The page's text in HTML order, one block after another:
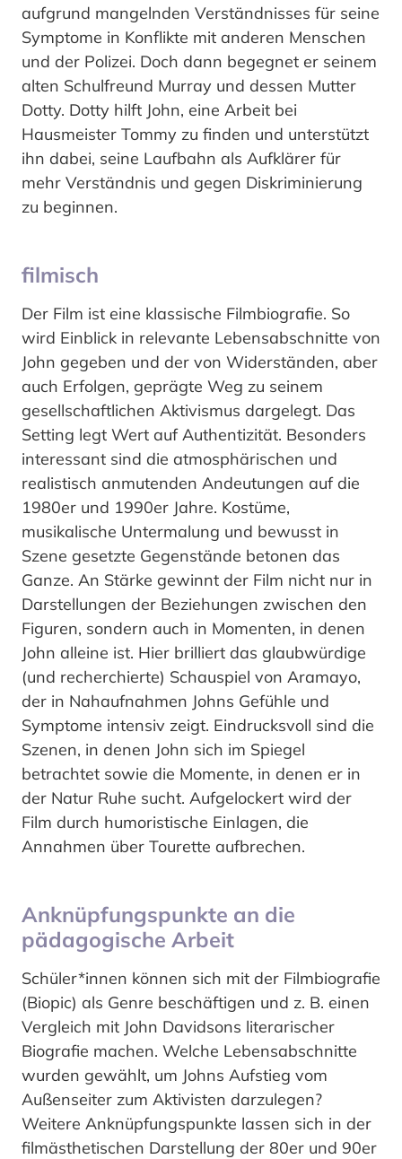
aufgrund mangelnden Verständnisses für seine
Symptome in Konflikte mit anderen Menschen
und der Polizei. Doch dann begegnet er seinem
alten Schulfreund Murray und dessen Mutter
Dotty. Dotty hilft John, eine Arbeit bei
Hausmeister Tommy zu finden und unterstützt
ihn dabei, seine Laufbahn als Aufklärer für
mehr Verständnis und gegen Diskriminierung
zu beginnen.
filmisch
Der Film ist eine klassische Filmbiografie. So
wird Einblick in relevante Lebensabschnitte von
John gegeben und der von Widerständen, aber
auch Erfolgen, geprägte Weg zu seinem
gesellschaftlichen Aktivismus dargelegt. Das
Setting legt Wert auf Authentizität. Besonders
interessant sind die atmosphärischen und
realistisch anmutenden Andeutungen auf die
1980er und 1990er Jahre. Kostüme,
musikalische Untermalung und bewusst in
Szene gesetzte Gegenstände betonen das
Ganze. An Stärke gewinnt der Film nicht nur in
Darstellungen der Beziehungen zwischen den
Figuren, sondern auch in Momenten, in denen
John alleine ist. Hier brilliert das glaubwürdige
(und recherchierte) Schauspiel von Aramayo,
der in Nahaufnahmen Johns Gefühle und
Symptome intensiv zeigt. Eindrucksvoll sind die
Szenen, in denen John sich im Spiegel
betrachtet sowie die Momente, in denen er in
der Natur Ruhe sucht. Aufgelockert wird der
Film durch humoristische Einlagen, die
Annahmen über Tourette aufbrechen.
Anknüpfungspunkte an die
pädagogische Arbeit
Schüler*innen können sich mit der Filmbiografie
(Biopic) als Genre beschäftigen und z. B. einen
Vergleich mit John Davidsons literarischer
Biografie machen. Welche Lebensabschnitte
wurden gewählt, um Johns Aufstieg vom
Außenseiter zum Aktivisten darzulegen?
Weitere Anknüpfungspunkte lassen sich in der
filmästhetischen Darstellung der 80er und 90er